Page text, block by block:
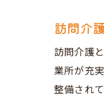
訪問介
訪問介護
業所が充
整備され